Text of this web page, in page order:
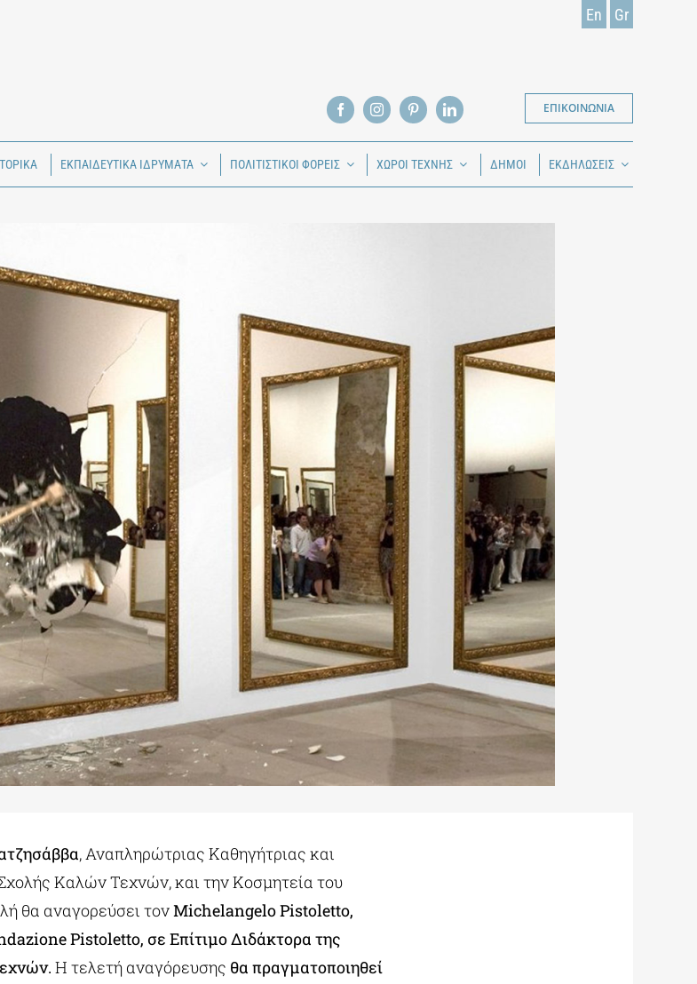
En Gr
ΕΠΙΚΟΙΝΩΝΙΑ
ΕΚΠΑΙΔΕΥΤΙΚΑ ΙΔΡΥΜΑΤΑ ΠΟΛΙΤΙΣΤΙΚΟΙ ΦΟΡΕΙΣ ΧΩΡΟΙ ΤΕΧΝΗΣ ΔΗΜΟΙ ΕΚΔΗΛΩΣΕΙΣ
, Αναπληρώτριας Καθηγήτριας και
Καλών Τεχνών, και την Κοσμητεία του
θα αναγορεύσει τονMichelangelo Pistoletto,
Pistoletto, σε Επίτιμο Διδάκτορα της
Η τελετή αναγόρευσης θα πραγματοποιηθεί